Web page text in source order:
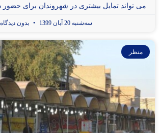
می تواند تمایل بیشتری در شهروندان برای حضور در
سه‌شنبه 20 آبان 1399 بدون دیدگاه
منظر